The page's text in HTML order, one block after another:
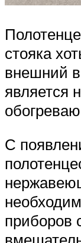
стояка
внешний
является
С
приборов